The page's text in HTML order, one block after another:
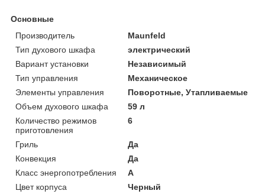
Основные
Производитель
Maunfeld
Тип духового шкафа
электрический
Вариант установки
Независимый
Тип управления
Механическое
Элементы управления
Поворотные, Утапливаемые
Объем духового шкафа
59 л
Количество режимов
приготовления
6
Гриль
Да
Конвекция
Да
Класс энергопотребления
A
Цвет корпуса
Черный